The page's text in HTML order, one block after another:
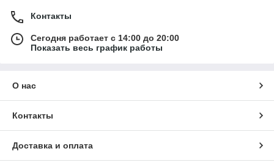
Контакты
Сегодня работает с 14:00 до 20:00
Показать весь график работы
О нас
Контакты
Доставка и оплата